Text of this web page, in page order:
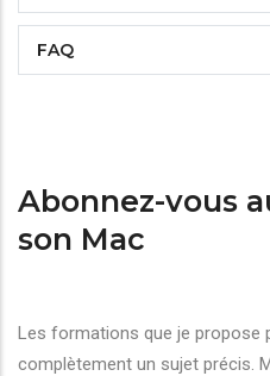
FAQ
Abonnez-vous
son Mac
Les formations que je propose
complètement un sujet précis.